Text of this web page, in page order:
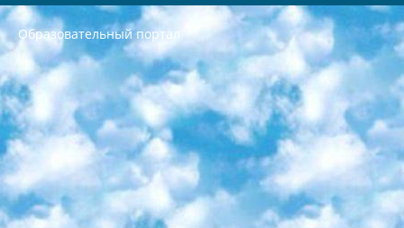
Образовательный портал
РЕСПУБЛИКА УЗБЕКИСТАН МИНИСТРЕРСТВО ДОШКОЛЬНОГО И ШКОЛЬНОГО ОБРАЗОВАНИЯ КОМАНДА в общеобразовательных учреждениях в 2023-2024 учебном году организация и проведение итоговой государственной аттестации обучающихся о Министра дошкольного и школьного образования Республики Узбекистан от 4 марта 2008 года (постановлением Минюста от 20 марта 2008 года № 1778 государственной регистрации) «Итоговое состояние учащихся общего среднего образования на основании положения об утверждении положения об аттестации общего среднего образования выпускной экзамен студентов в образовательных учреждениях в 2023-2024 учебном году В целях организации и прохождения аттестации приказываю: 1. Следующее: перечень предметов, по которым будет проводиться итоговая государственная аттестация и экзамен формы перевода согласно приложению 1; сертификаты международного образца, оценивающие уровень владения иностранными языками перечень согласно приложению 2; 2. Педагогический при специализированных образовательных учреждениях. научно-практический центр квалификации и международной оценки (Д.Давидова) 2024 г. До 25 марта: задания по предметам, по которым будет проводиться итоговая аттестация разработка и утверждение технических условий; итоговая аттестация на основании разработанного предметного задания разработка вопросов по предметам (устно и письменно), экзамен передача; общеобразовательные средние школы и специальные учебные заведения учащиеся выпускных классов школ и интернатов в агентской системе подготовка базы данных экзаменационных материалов и критериев оценки; перевод базы экзаменационных материалов на все языки обучения подать в Республиканский образовательный центр для изготовления; варианты экзаменов на основе разработанных контрольных материалов пусть будут поставлены задачи формирования. 3. Республиканский образовательный центр (Ш.Худайкулов) до 5 апреля 2024 года. до: база данных предоставленных экзаменационных материалов на все языки обучения перевод и экспертиза; для слепых, слабовидящих, глухих, слабослышащих и умственно отсталых детей учащиеся выпускных классов специализированных школ и школ-интернатов база данных экзаменационных материалов на всех преподаваемых языках подготовка критериев оценки; специализированные школы для умственно отсталых детей и технологии для учащихся выпускных классов школ-интернатов разработка соответствующих рекомендаций и критериев проведения ЕГЭ по естествознанию давать задания. 4. Педагогический при специализированных образовательных учреждениях. Научно-практический центр навыков и международной оценки (Д.Давидова), Республика образовательный центр (Худайкулов Ш.) итоговый государственный аттестационный экзамен ориентирован на творческое и логическое мышление при подготовке базы материалов учитывать введение заданий. 5. Следует отметить, что: сертификат государственного образца о знании общеобразовательного предмета и как минимум национальный уровень B1 по предметам на иностранных языках, указанным в Приложении 2. или международно признанный сертификат эквивалентного уровня студенты, изучающие определенный предмет, освобождаются от экзамена; по соответствующим предметам запланирована итоговая государственная аттестация за день до дня, путем жеребьевки Рабочей группой (в письменной форме по предметам, проводимым в форме) из числа сформированных вариантов выбрано 2 варианта; 2 выбранных варианта экзамена анонсированы на официальном сайте министерства и все выпускники по всей стране на основе этих вариантов проводит итоговую государственную аттестацию. 6. Государственное образование учащихся средних общеобразовательных учреждений. знания в соответствии с квалификационными требованиями, которые необходимо приобрести на основании стандартов итоговый (выпускной) контроль для 9 и 11 классов в целях тестирования Экзамены (далее – экзамены) состоят из предметов, перечисленных в приложении 1. будет сделано. 7. Экзамены пройдут с 26 мая по 15 июня 2024 г. (кроме науки физического воспитания). 8. Физическая для учащихся 9 классов общесредних образовательных учреждений. Экзамены по предмету «Образование, квалификация медицина» 1-6 мая 2024 года. сотрудники перевести под присмотр (с отклонениями в физическом или умственном развитии) специализированная школа для детей, школы-интернаты и со сколиозом школы-интернаты санаторного типа для больных детей исключены). 9. Он был слепым, слабовидящим и имел нарушения опорно-двигательного аппарата. экзамены в специализированных школах и интернатах для детей должны проводиться исходя из требований, предъявляемых к общеобразовательным учреждениям (физкультура кроме науки). 10. Специализированная школа для глухих и слабослышащих детей. и экзамены в интернатах и быть реализован в виде письменного теста по математике. 11. Специальность для умственно отсталых детей. Для 9 класса Родной язык и литературное письмо Государственный язык (язык обучения – узбекский). для неклассов) написано Математическое письмо Письменная/устная история Узбекистана Физическое воспитание практично Итоговый контроль Для 11 класса Написание родного языка и литературы (эссе) Математическое письмо Узбекский язык (обучение на узбекском языке) не посещающее общее среднее образование для учреждений)/Образовательное учреждение выбор письменный и устный Иностранный язык письменный/устный Письменная/устная история Узбекистана *По выбору студента:  Химия  Физика  Основы государственного права  География 10 бесплатных образовательных ресурсов - Мы составили подборку онлайн-проектов с интерактивными упражнениями, видеолекциями и статьями. Они помогут вам обрести новые и освежить старые знания бесплатно. 1. «ИНТУИТ» Старейшая образовательная площадка Рунета. Здесь вы найдёте сотни текстовых и видеокурсов на десятки различных тем — от программирования до психологии. Многие курсы подготовлены российскими университетами и крупными международными компаниями вроде Intel и Microsoft. Самостоятельное обучение бесплатное, но желающие могут оплатить услуги персональных наставников. 2. «Смартия» знакомит с актуальными профессиями и подсказывает, как им обучаться. Выбрав заинтересовавшую вас специальность — SMM-специалист, фотограф, веб-дизайнер или другую, — увидите список необходимых для неё умений. Чтобы вы могли освоить их самостоятельно, для каждого умения площадка отображает подборку ссылок на учебные материалы. Хотя «Смартия» ориентируется на русскоязычную аудиторию, часть контента всё же доступна только на английском. 3. «Лекторий Физтеха» Проект Московского физико-технического института (Физтеха). С его помощью вы можете смотреть онлайн серии лекций, записанные на видео в этом вузе. В числе доступных предметов — физика, биология, химия, информационные технологии и другие. К некоторым лекциям администрация ресурса прилагает готовые конспекты, которые можно скачивать в PDF-формате. 4. ITMOcourses Онлайн-площадка Санкт-Петербургского национального исследовательского университета информационных технологий, механики и оптики (ИТМО). Ресурс предоставляет свободный доступ к курсам, разработанным в этом вузе. Каталог материалов разбит на четыре категории: «Оптические системы и технологии», «Приборостроение и робототехника», «Информационные технологии» и «Биотехнологии». Курсы состоят из видеолекций, интерактивных демонстраций и заданий. 5. «КиберЛенинка» Электронная научная библиотека открытого доступа. Каталог площадки регулярно обрастает текстами статей из различных научных изданий. Сгруппированные по журналам и рубрикам публикации можно читать онлайн или скачивать целиком в PDF-формате. Проект нацелен на популяризацию науки за счёт открытого доступа к качественной информации. 6. «ПостНаука» На этом ресурсе публикуют подборки видеолекций, составленные экспертами из разных отраслей и объединённые общими темами. Среди них, к примеру, есть серии «Биоинформатика и геномика», «Культура средневековой Скандинавии» и Cinema Studies о теории кино. Каждая подборка лекций — логически связанная история, рассказанная экспертом от первого лица. Кроме того, на сайте появляются научно-образовательные статьи и тесты на разные темы. 7. «Newочём» Команда проекта «Newочём» отбирает самые интересные тексты из англоязычных СМИ и переводит те из них, за которые голосуют участники сообщества «ВКонтакте». По большей части это научно-популярные статьи. Редакторы придумывают лишь заголовки, в остальном содержание переводов соответствует оригиналам. Полные тексты можно читать прямо в социальной сети. 8. InternetUrok Онлайн-база материалов по основным дисциплинам школьной программы. Информация на сайте структурирована по классам, предметам и темам (урокам). Каждый урок состоит из видеолекций и конспектов. Есть также интерактивные тренажёры и тесты для закрепления пройденного материала. Даже если вы давно окончили школу, возможность повторить программу старших классов всегда может пригодиться. 9. Edutainme Ещё один ресурс об образовании. В отличие от Newtonew, как мне кажется, Edutainme больше ориентируется на представителей индустрии: педагогов, предпринимателей, разработчиков образовательных проектов. Но и любой, кто просто стремится к саморазвитию, найдёт на сайте много полезного и интересного для себя. Например, информацию о новых курсах и образовательных сервисах. 10. Newtonew Онлайн-медиа об образовании и обучении в широком смысле. Авторы Newtonew пишут об инструментах, заведениях, тактиках и стратегиях, которые помогают учить других и получать новые знания самостоятельно. На этой площадке вы найдёте новости, обзоры, аналитические мат